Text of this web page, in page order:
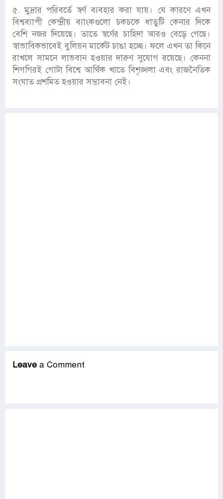
৫. মুদ্রার পরিবর্তে স্বর্ণ ব্যবহার করা যায়। যে কারণে এখন
বিশ্বব্যাপী কেন্দ্রীয় ব্যাংকগুলো চকচকে ধাতুটি কেনার দিকে
বেশি নজর দিয়েছে। তাতে স্বর্ণের চাহিদা আরও বেড়ে গেছে।
স্বাভাবিকভাবেই বুলিয়ন মার্কেট চাঙা হচ্ছে। ফলে এখন তা কিনে
রাখলে সামনে লাভবান হওয়ার দারুণ সুযোগ রয়েছে। কেননা
শিগগিরই গোটা বিশ্বে আর্থিক খাতে বিশৃঙ্খলা এবং রাজনৈতিক
সংঘাত প্রশমিত হওয়ার সম্ভাবনা নেই।
Leave a Comment